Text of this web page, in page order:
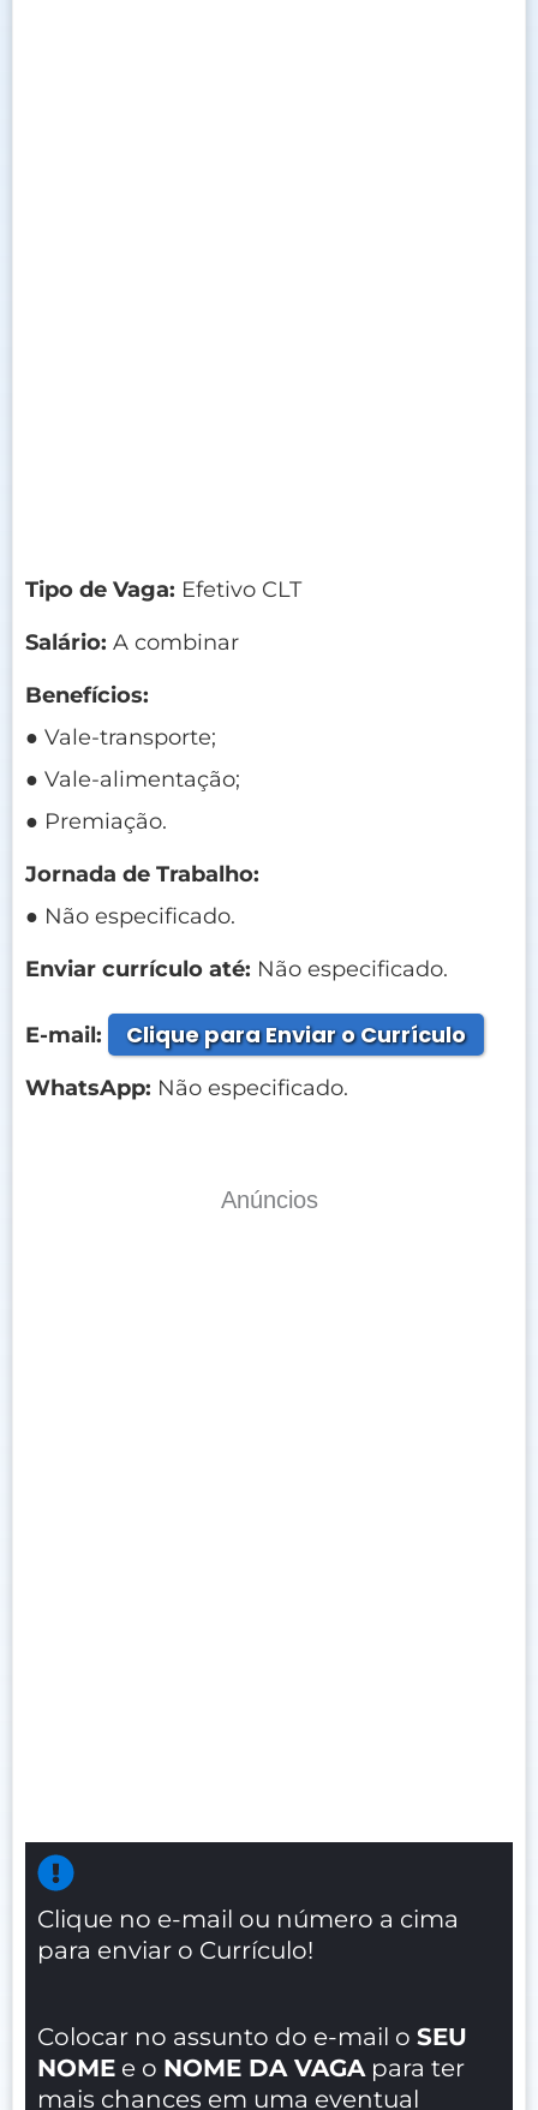
Tipo de Vaga: Efetivo CLT
Salário: A combinar
Benefícios:
● Vale-transporte;
● Vale-alimentação;
● Premiação.
Jornada de Trabalho:
● Não especificado.
Enviar currículo até: Não especificado.
E-mail: Clique para Enviar o Currículo
WhatsApp: Não especificado.
Anúncios
Clique no e-mail ou número a cima
para enviar o Currículo!
Colocar no assunto do e-mail o SEU
NOME e o NOME DA VAGA para ter
mais chances em uma eventual